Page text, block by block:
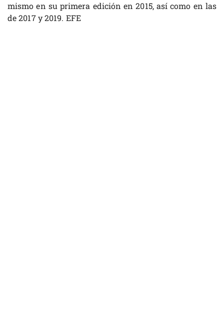
mismo en su primera edición en 2015, así como en las
de 2017 y 2019. EFE